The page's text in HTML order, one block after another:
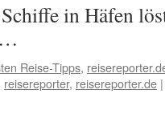
in Häfen
Reise-Tipps,
reisereporter, reisereporter.de |